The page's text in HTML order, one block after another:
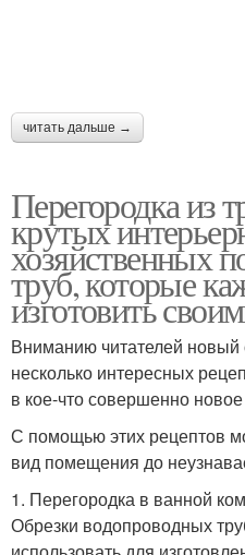
читать дальше →
Перегородка из
крутых
хозяйственных
труб, которые
изготовить
Вниманию читателей новый
несколько интересных
в кое-что совершенно
С помощью этих рецептов
вид помещения до
1. Перегородка в ванной
Обрезки водопроводных